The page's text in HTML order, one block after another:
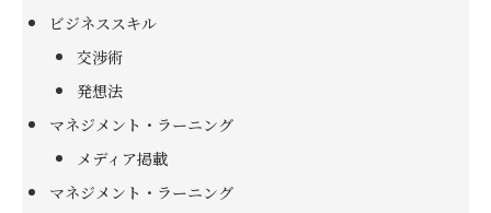
ビジネススキル
交渉術
発想法
マネジメント・ラーニング
メディア掲載
マネジメント・ラーニング